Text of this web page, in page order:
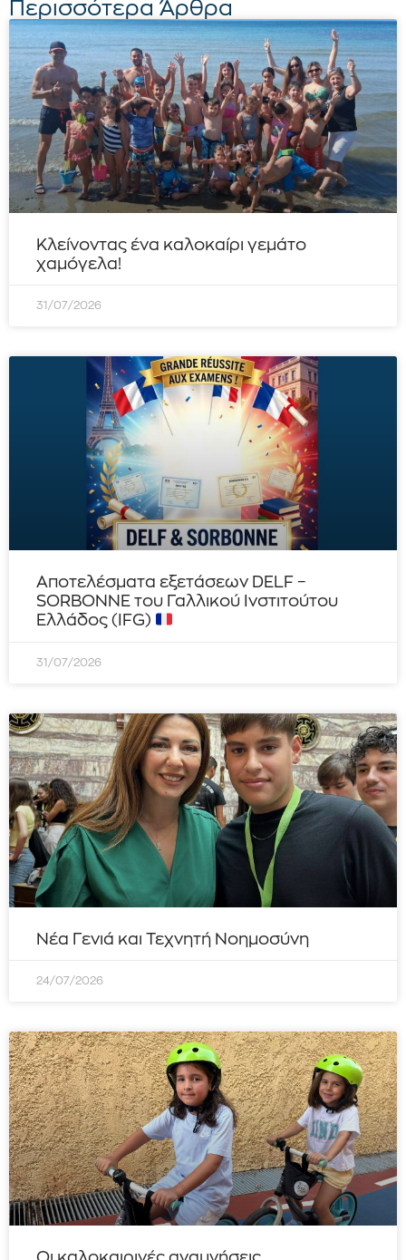
Περισσότερα Άρθρα
Κλείνοντας ένα καλοκαίρι γεμάτο
χαμόγελα!
31/07/2026
Αποτελέσματα εξετάσεων DELF –
SORBONNE του Γαλλικού Ινστιτούτου
Ελλάδος (IFG)
31/07/2026
Νέα Γενιά και Τεχνητή Νοημοσύνη
24/07/2026